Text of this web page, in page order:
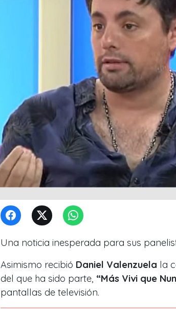
Una noticia inesperada para sus
Asimismo recibió Daniel Valenzuela la
del que ha sido parte, “Más Vivi que
pantallas de televisión.